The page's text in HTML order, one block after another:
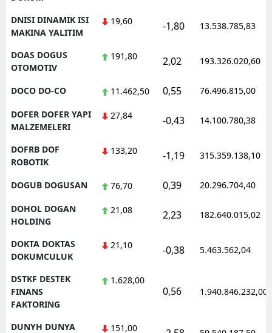
DNISI DINAMIK ISI
MAKINA YALITIM
19,60 -1,80 13.538.785,83
DOAS DOGUS
OTOMOTIV
191,80 2,02 193.326.020,60
DOCO DO-CO 11.462,50 0,55 76.496.815,00
DOFER DOFER YAPI
MALZEMELERI
27,84 -0,43 14.100.780,38
DOFRB DOF
ROBOTIK
133,20 -1,19 315.359.138,10
DOGUB DOGUSAN 76,70 0,39 20.296.704,40
DOHOL DOGAN
HOLDING
21,08 2,23 182.640.015,02
DOKTA DOKTAS
DOKUMCULUK
21,10 -0,38 5.463.562,04
DSTKF DESTEK
FINANS
FAKTORING
1.628,00
0,56 1.940.846.232,00
DUNYH DUNYA 151,00